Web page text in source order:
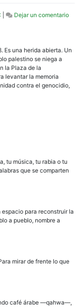
Dejar un comentarioen
Es una herida abierta. Un
palestino se niega a
la Plaza de la
levantar la memoria
contra el genocidio,
tu música, tu rabia o tu
que se comparten
para reconstruir la
a pueblo, nombre a
mirar de frente lo que
café árabe —qahwa—,